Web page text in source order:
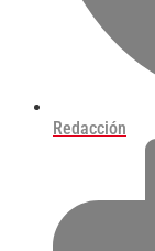
Redacción